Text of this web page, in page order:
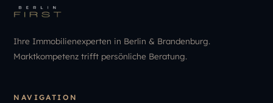
Ihre Immobilienexperten in Berlin & Brandenburg.
Marktkompetenz trifft persönliche Beratung.
NAVIGATION